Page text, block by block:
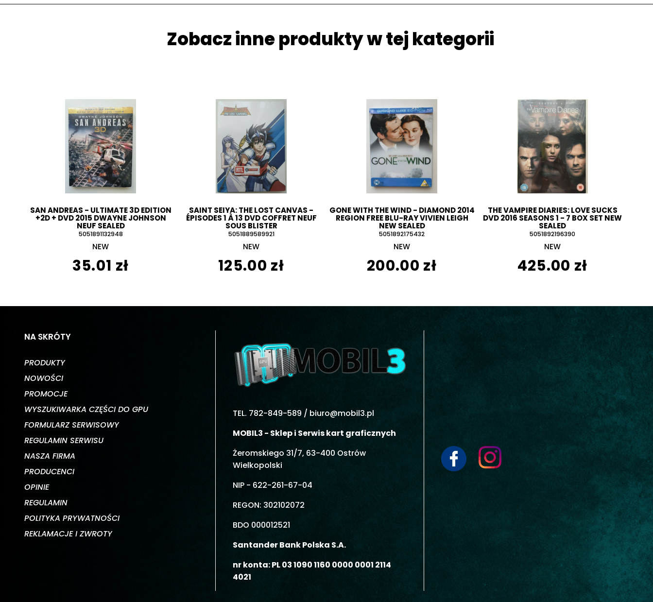
Zobacz inne produkty w tej kategorii
SAN ANDREAS - ULTIMATE 3D EDITION
+2D + DVD 2015 DWAYNE JOHNSON
NEUF SEALED
5051891132948
NEW
35.01 zł
SAINT SEIYA: THE LOST CANVAS -
ÉPISODES 1 À 13 DVD COFFRET NEUF
SOUS BLISTER
5051889589921
NEW
125.00 zł
GONE WITH THE WIND - DIAMOND 2014
REGION FREE BLU-RAY VIVIEN LEIGH
NEW SEALED
5051892175432
NEW
200.00 zł
THE VAMPIRE DIARIES: LOVE SUCKS
DVD 2016 SEASONS 1 - 7 BOX SET NEW
SEALED
5051892196390
NEW
425.00 zł
NA SKRÓTY
PRODUKTY
NOWOŚCI
PROMOCJE
WYSZUKIWARKA CZĘŚCI DO GPU
FORMULARZ SERWISOWY
REGULAMIN SERWISU
NASZA FIRMA
PRODUCENCI
OPINIE
REGULAMIN
POLITYKA PRYWATNOŚCI
REKLAMACJE I ZWROTY
TEL. 782-849-589 / biuro@mobil3.pl
MOBIL3 - Sklep i Serwis kart graficznych
Żeromskiego 31/7, 63-400 Ostrów
Wielkopolski
NIP - 622-261-67-04
REGON: 302102072
BDO 000012521
Santander Bank Polska S.A.
nr konta: PL 03 1090 1160 0000 0001 2114
4021